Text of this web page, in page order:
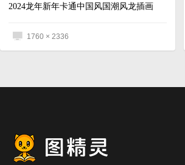
2024龙年新年卡通中国风国潮风龙插画
1760 × 2336